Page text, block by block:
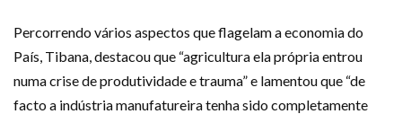
Percorrendo vários aspectos que flagelam a economia do
País, Tibana, destacou que “agricultura ela própria entrou
numa crise de produtividade e trauma” e lamentou que “de
facto a indústria manufatureira tenha sido completamente